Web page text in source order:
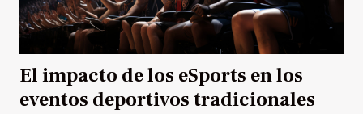
El impacto de los eSports en los
eventos deportivos tradicionales